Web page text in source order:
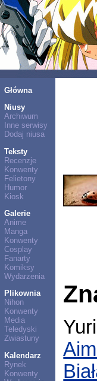
Główna
Niusy
Archiwum
Inne serwisy
Dodaj niusa
Teksty
Recenzje
Konwenty
Felietony
Humor
Kiosk
Galerie
Anime
Manga
Konwenty
Cosplay
Fanarty
Komiksy
Wydarzenia
Plikownia
Nihon
Konwenty
Media
Teledyski
Zwiastuny
Kalendarz
Rynek
Konwenty